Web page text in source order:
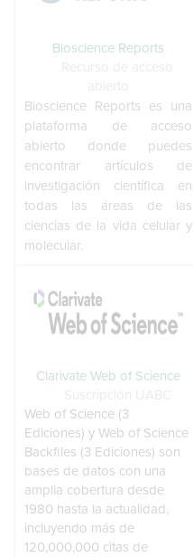
Bioscience Reports
Bioscience Reports es una
plataforma de acceso
abierto donde puedes
encontrar artículos de
investigación científica en
todas las áreas de las
ciencias de la vida celular y
molecular.
Clarivate Web of Science
Web of Science (3
Ediciones) y Web of Science
Backfiles (3 Ediciones) son
bases de datos con una
amplia cobertura desde
1980 hasta la actualidad,
incluyendo más de
120,000,000 citas de